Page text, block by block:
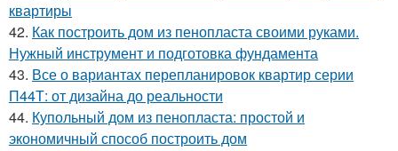
квартиры
42. Как построить дом из пенопласта своими руками.
Нужный инструмент и подготовка фундамента
43. Все о вариантах перепланировок квартир серии
П44Т: от дизайна до реальности
44. Купольный дом из пенопласта: простой и
экономичный способ построить дом